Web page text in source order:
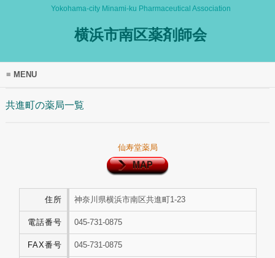
Yokohama-city Minami-ku Pharmaceutical Association
横浜市南区薬剤師会
MENU
共進町の薬局一覧
仙寿堂薬局
住所 神奈川県横浜市南区共進町1-23
電話番号 045-731-0875
FAX番号 045-731-0875